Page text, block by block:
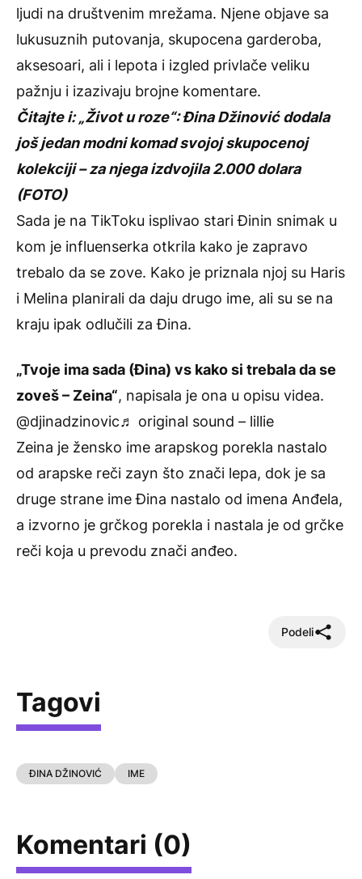
ljudi na društvenim mrežama. Njene objave sa
lukusuznih putovanja, skupocena garderoba,
aksesoari, ali i lepota i izgled privlače veliku
pažnju i izazivaju brojne komentare.
Čitajte i:„Život u roze“: Đina Džinović dodala
još jedan modni komad svojoj skupocenoj
kolekciji – za njega izdvojila 2.000 dolara
(FOTO)
Sada je na TikToku isplivao stari Đinin snimak u
kom je influenserka otkrila kako je zapravo
trebalo da se zove. Kako je priznala njoj su Haris
i Melina planirali da daju drugo ime, ali su se na
kraju ipak odlučili za Đina.
„Tvoje ima sada (Đina) vs kako si trebala da se
zoveš – Zeina“, napisala je ona u opisu videa.
@djinadzinovic♬ original sound – lillie
Zeina je žensko ime arapskog porekla nastalo
od arapske reči zayn što znači lepa, dok je sa
druge strane ime Đina nastalo od imena Anđela,
a izvorno je grčkog porekla i nastala je od grčke
reči koja u prevodu znači anđeo.
Podeli
Tagovi
ĐINA DŽINOVIĆ IME
Komentari (0)